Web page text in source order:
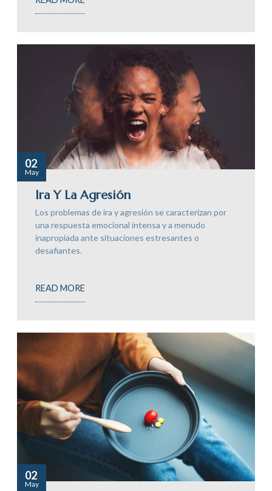
02
May
Ira Y La Agresión
Los problemas de ira y agresión se caracterizan por
una respuesta emocional intensa y a menudo
inapropiada ante situaciones estresantes o
desafiantes.
READ MORE
02
May